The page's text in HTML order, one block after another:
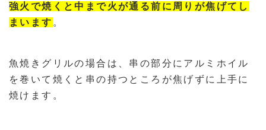
強火で焼くと中まで火が通る前に周りが焦げてし
まいます 。
魚焼きグリルの場合は、串の部分にアルミホイル
を巻いて焼くと串の持つところが焦げずに上手に
焼けます。